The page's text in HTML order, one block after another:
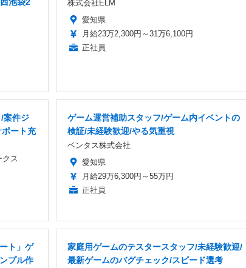
池袋2
株式会社ELM
愛知県
月給23万2,300円～31万6,100円
正社員
案件ジ
ート充
クス
ゲーム運営補助スタッフ/ゲーム内イベントの
検証/未経験歓迎/やる気重視
ベンタス株式会社
愛知県
月給29万6,300円～55万円
正社員
ト」ゲ
プル作
家庭用ゲームのテスタースタッフ/未経験歓迎/
最新ゲームのバグチェック/スピード選考